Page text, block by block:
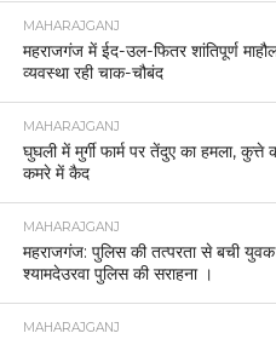
MAHARAJGANJ
महराजगंज में ईद-उल-फितर शांतिपूर्ण
व्यवस्था रही चाक-चौबंद
MAHARAJGANJ
घुघली में मुर्गी फार्म पर तेंदुए का हमला, कुत्ते
कमरे में कैद
MAHARAJGANJ
महराजगंज: पुलिस की तत्परता से बची
श्यामदेउरवा पुलिस की सराहना ।
MAHARAJGANJ